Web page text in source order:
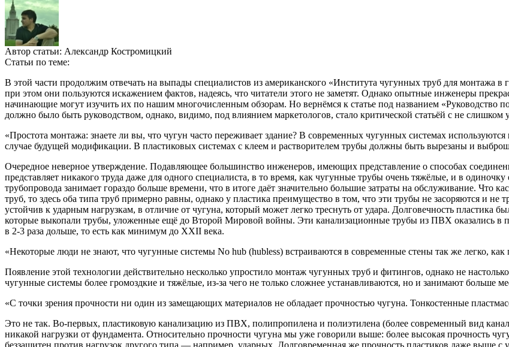
Автор статьи: Александр Костромицкий
Статьи по теме:
В этой части продолжим отвечать на выпады специалистов из американского «Института чугунных труб для монтажа в
при этом они пользуются искажением фактов, надеясь, что читатели этого не заметят. Однако опытные инженеры
начинающие могут изучить их по нашим многочисленным обзорам. Но вернёмся к статье под названием «Руководство
должно было быть руководством, однако, видимо, под влиянием маркетологов, стало критической статьёй с не слишком
«Простота монтажа: знаете ли вы, что чугун часто переживает здание? В современных чугунных системах
случае будущей модификации. В пластиковых системах с клеем и растворителем трубы должны быть вырезаны и
Очередное неверное утверждение. Подавляющее большинство инженеров, имеющих представление о способах
представляет никакого труда даже для одного специалиста, в то время, как чугунные трубы очень тяжёлые, и в
трубопровода занимает гораздо больше времени, что в итоге даёт значительно большие затраты на обслуживание. Что
труб, то здесь оба типа труб примерно равны, однако у пластика преимущество в том, что эти трубы не засоряются и не
устойчив к ударным нагрузкам, в отличие от чугуна, который может легко треснуть от удара. Долговечность пластика
которые выкопали трубы, уложенные ещё до Второй Мировой войны. Эти канализационные трубы из ПВХ оказались в
в 2-3 раза дольше, то есть как минимум до XXII века.
«Некоторые люди не знают, что чугунные системы No hub (hubless) встраиваются в современные стены так же легко, как
Появление этой технологии действительно несколько упростило монтаж чугунных труб и фитингов, однако не
чугунные системы более громоздкие и тяжёлые, из-за чего не только сложнее устанавливаются, но и занимают больше
«С точки зрения прочности ни один из замещающих материалов не обладает прочностью чугуна. Тонкостенные
Это не так. Во-первых, пластиковую канализацию из ПВХ, полипропилена и полиэтилена (более современный вид
никакой нагрузки от фундамента. Относительно прочности чугуна мы уже говорили выше: более высокая прочность